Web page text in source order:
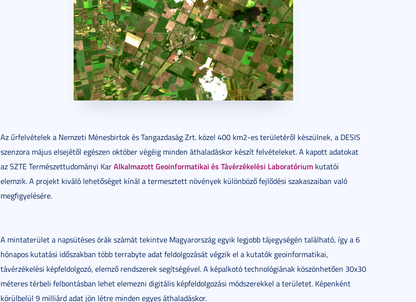
Az űrfelvételek a Nemzeti Ménesbirtok és Tangazdaság Zrt. közel 400 km2-es területéről készülnek, a DESIS
szenzora május elsejétől egészen október végéig minden áthaladáskor készít felvételeket. A kapott adatokat
az SZTE Természettudományi KarAlkalmazott Geoinformatikai és Távérzékelési Laboratórium kutatói
elemzik. A projekt kiváló lehetőséget kínál a termesztett növények különböző fejlődési szakaszaiban való
megfigyelésére.
A mintaterület a napsütéses órák számát tekintve Magyarország egyik legjobb tájegységén található, így a 6
hónapos kutatási időszakban több terrabyte adat feldolgozását végzik el a kutatók geoinformatikai,
távérzékelési képfeldolgozó, elemző rendszerek segítségével. A képalkotó technológiának köszönhetően 30x30
méteres térbeli felbontásban lehet elemezni digitális képfeldolgozási módszerekkel a területet. Képenként
körülbelül 9 milliárd adat jön létre minden egyes áthaladáskor.